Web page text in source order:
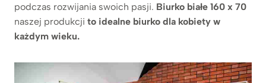
podczas rozwijania swoich pasji. Biurko białe 160 x 70
naszej produkcji to idealne biurko dla kobiety w
każdym wieku.